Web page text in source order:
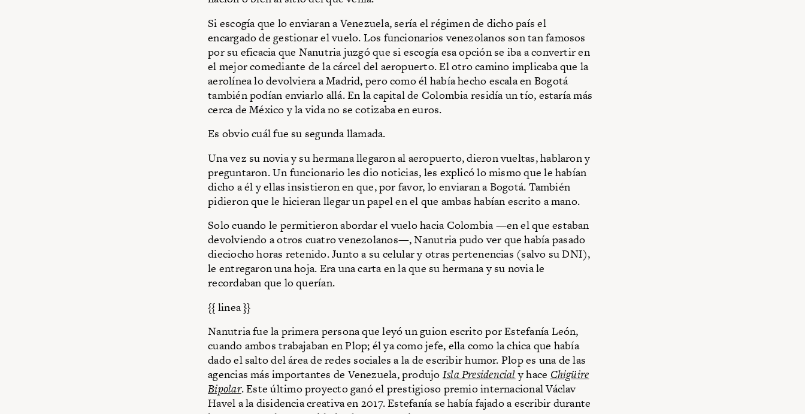
Si escogía que lo enviaran a Venezuela, sería el régimen de dicho país el
encargado de gestionar el vuelo. Los funcionarios venezolanos son tan famosos
por su eficacia que Nanutria juzgó que si escogía esa opción se iba a convertir en
el mejor comediante de la cárcel del aeropuerto. El otro camino implicaba que la
aerolínea lo devolviera a Madrid, pero como él había hecho escala en Bogotá
también podían enviarlo allá. En la capital de Colombia residía un tío, estaría más
cerca de México y la vida no se cotizaba en euros.
Es obvio cuál fue su segunda llamada.
Una vez su novia y su hermana llegaron al aeropuerto, dieron vueltas, hablaron y
preguntaron. Un funcionario les dio noticias, les explicó lo mismo que le habían
dicho a él y ellas insistieron en que, por favor, lo enviaran a Bogotá. También
pidieron que le hicieran llegar un papel en el que ambas habían escrito a mano.
Solo cuando le permitieron abordar el vuelo hacia Colombia —en el que estaban
devolviendo a otros cuatro venezolanos—, Nanutria pudo ver que había pasado
dieciocho horas retenido. Junto a su celular y otras pertenencias (salvo su DNI),
le entregaron una hoja. Era una carta en la que su hermana y su novia le
recordaban que lo querían.
{{ linea }}
Nanutria fue la primera persona que leyó un guion escrito por Estefanía León,
cuando ambos trabajaban en Plop; él ya como jefe, ella como la chica que había
dado el salto del área de redes sociales a la de escribir humor. Plop es una de las
agencias más importantes de Venezuela, produjo Isla Presidencialy hace Chigüire
Bipolar. Este último proyecto ganó el prestigioso premio internacional Václav
Havel a la disidencia creativa en 2017. Estefanía se había fajado a escribir durante